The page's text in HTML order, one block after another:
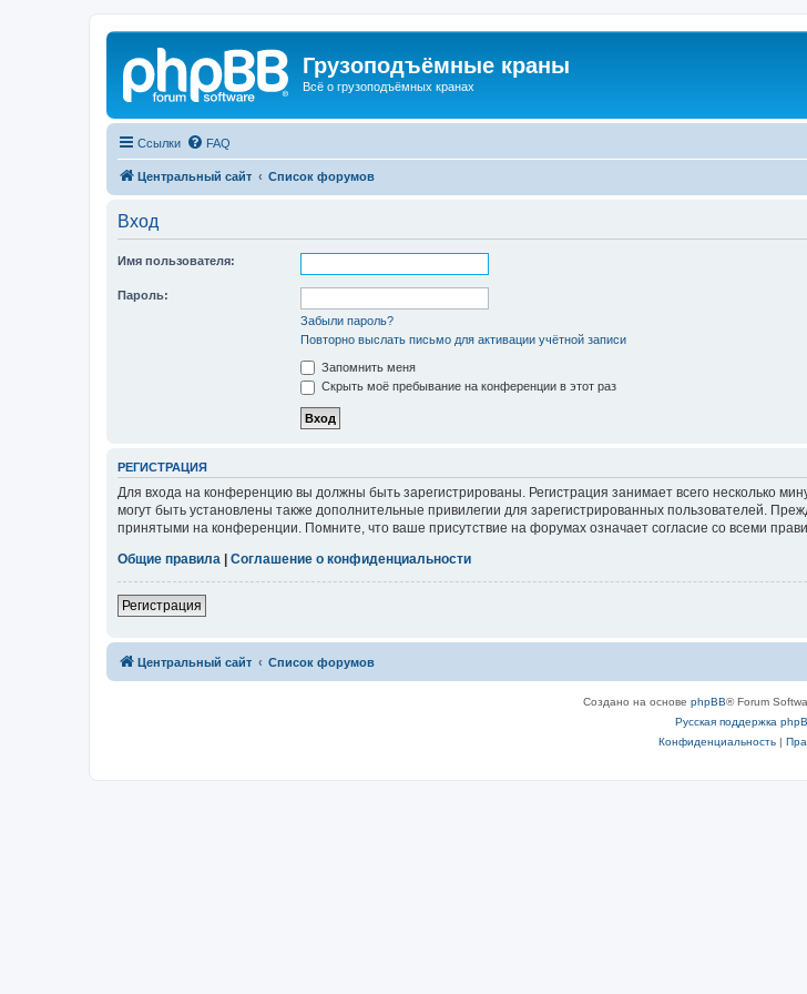
Грузоподъёмные краны
Всё о грузоподъёмных кранах
Ссылки FAQ
Центральный сайт Список форумов
Вход
Имя пользователя:
Пароль:
Забыли пароль?
Повторно выслать письмо для активации учётной записи
Запомнить меня
Скрыть моё пребывание на конференции в этот раз
РЕГИСТРАЦИЯ
Для входа на конференцию вы должны быть зарегистрированы. Регистрация занимает всего несколько
могут быть установлены также дополнительные привилегии для зарегистрированных пользователей.
принятыми на конференции. Помните, что ваше присутствие на форумах означает согласие со всеми
Общие правила
Соглашение о конфиденциальности
Регистрация
Центральный сайт Список форумов
Создано на основе phpBB® Forum
Русская поддержка
Конфиденциальность|